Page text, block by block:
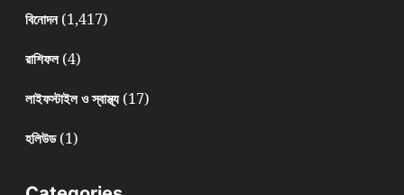
বিনোদন(1,417)
রাশিফল(4)
লাইফস্টাইল ও স্বাস্থ্য(17)
হলিউড(1)